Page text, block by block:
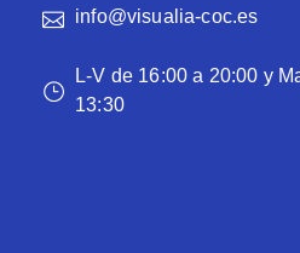
info@visualia-coc.es
L-V de 16:00 a 20:00 y
13:30